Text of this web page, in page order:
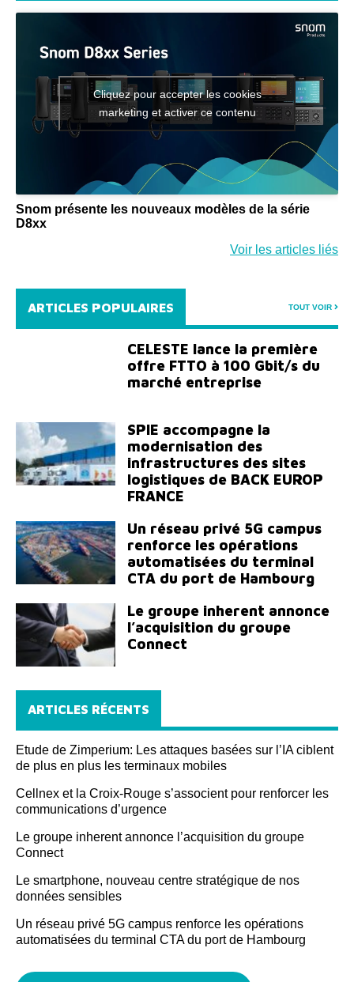
Cliquez pour accepter les cookies
marketing et activer ce contenu
Snom présente les nouveaux modèles de la série
D8xx
Voir les articles liés
ARTICLES POPULAIRES TOUT VOIR
CELESTE lance la première
offre FTTO à 100 Gbit/s du
marché entreprise
SPIE accompagne la
modernisation des
infrastructures des sites
logistiques de BACK EUROP
FRANCE
Un réseau privé 5G campus
renforce les opérations
automatisées du terminal
CTA du port de Hambourg
Le groupe inherent annonce
l’acquisition du groupe
Connect
ARTICLES RÉCENTS
Etude de Zimperium: Les attaques basées sur l’IA ciblent
de plus en plus les terminaux mobiles
Cellnex et la Croix-Rouge s’associent pour renforcer les
communications d’urgence
Le groupe inherent annonce l’acquisition du groupe
Connect
Le smartphone, nouveau centre stratégique de nos
données sensibles
Un réseau privé 5G campus renforce les opérations
automatisées du terminal CTA du port de Hambourg